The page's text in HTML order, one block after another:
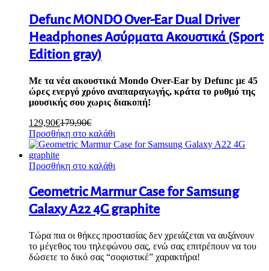
Defunc MONDO Over-Ear Dual Driver
Headphones Ασύρματα Ακουστικά (Sport
Edition gray)
Με τα νέα ακουστικά Mondo Over-Ear by Defunc με 45
ώρες ενεργό χρόνο αναπαραγωγής, κράτα το ρυθμό της
μουσικής σου χωρις διακοπή!
129,90€179,90€
Προσθήκη στο καλάθι
Προσθήκη στο καλάθι
Geometric Marmur Case for Samsung
Galaxy A22 4G graphite
Τώρα πια οι θήκες προστασίας δεν χρειάζεται να αυξάνουν
το μέγεθος του τηλεφώνου σας, ενώ σας επιτρέπουν να του
δώσετε το δικό σας “σοφιστικέ” χαρακτήρα!